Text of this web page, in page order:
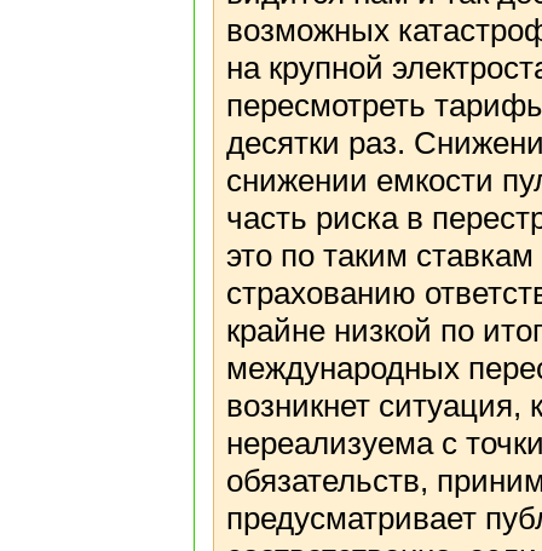
возможных
на крупной
пересмотреть
десятки раз.
снижении емкости
часть риска в
это по таким
страхованию
крайне низкой по
международных
возникнет ситуация,
нереализуема с
обязательств,
предусматривает